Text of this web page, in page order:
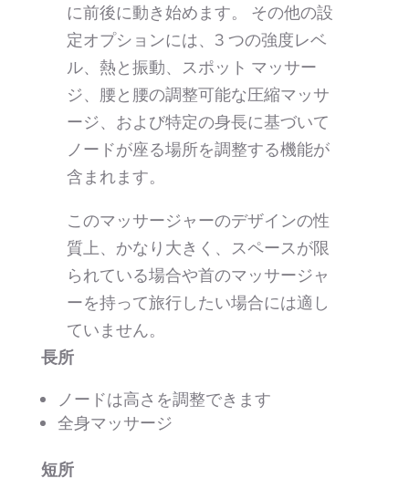
に前後に動き始めます。 その他の設
定オプションには、3 つの強度レベ
ル、熱と振動、スポット マッサー
ジ、腰と腰の調整可能な圧縮マッサ
ージ、および特定の身長に基づいて
ノードが座る場所を調整する機能が
含まれます。
このマッサージャーのデザインの性
質上、かなり大きく、スペースが限
られている場合や首のマッサージャ
ーを持って旅行したい場合には適し
ていません。
長所
ノードは高さを調整できます
全身マッサージ
短所